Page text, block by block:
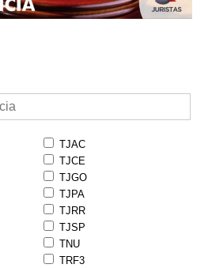
TJAC
TJCE
TJGO
TJPA
TJRR
TJSP
TNU
TRF3